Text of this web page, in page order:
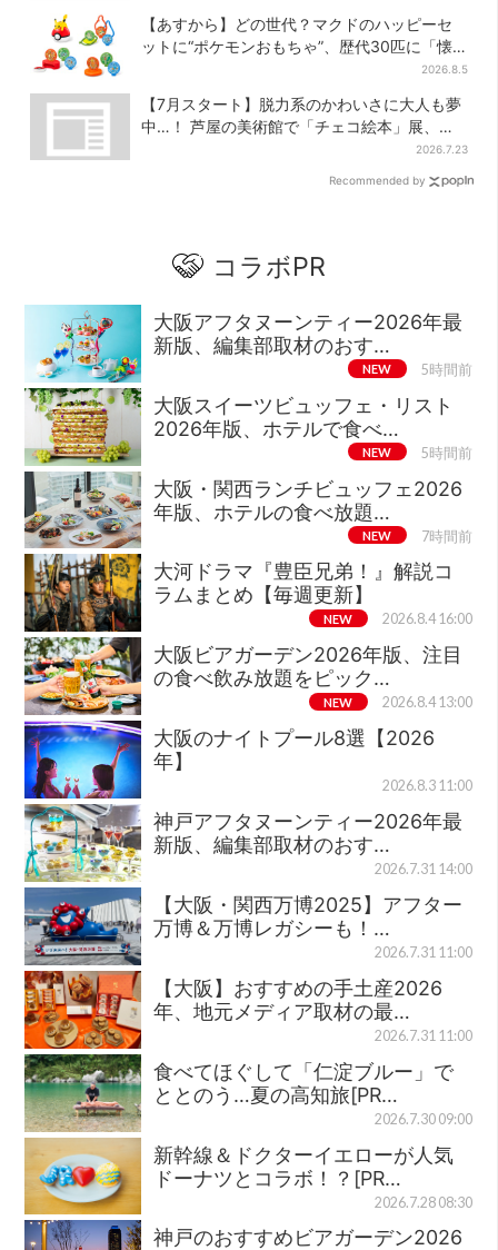
【あすから】どの世代？マクドのハッピーセ
ットに“ポケモンおもちゃ”、歴代30匹に「懐
2026.8.5
【7月スタート】脱力系のかわいさに大人も夢
中…！ 芦屋の美術館で「チェコ絵本」展、老
2026.7.23
Recommended by
コラボPR
大阪アフタヌーンティー2026年最
新版、編集部取材のおす…
NEW 5時間前
大阪スイーツビュッフェ・リスト
2026年版、ホテルで食べ…
NEW 5時間前
大阪・関西ランチビュッフェ2026
年版、ホテルの食べ放題…
NEW 7時間前
大河ドラマ『豊臣兄弟！』解説コ
ラムまとめ【毎週更新】
NEW 2026.8.4 16:00
大阪ビアガーデン2026年版、注目
の食べ飲み放題をピック…
NEW 2026.8.4 13:00
大阪のナイトプール8選【2026
年】
2026.8.3 11:00
神戸アフタヌーンティー2026年最
新版、編集部取材のおす…
2026.7.31 14:00
【大阪・関西万博2025】アフター
万博＆万博レガシーも！…
2026.7.31 11:00
【大阪】おすすめの手土産2026
年、地元メディア取材の最…
2026.7.31 11:00
食べてほぐして「仁淀ブルー」で
ととのう…夏の高知旅[PR…
2026.7.30 09:00
新幹線＆ドクターイエローが人気
ドーナツとコラボ！？[PR…
2026.7.28 08:30
神戸のおすすめビアガーデン2026